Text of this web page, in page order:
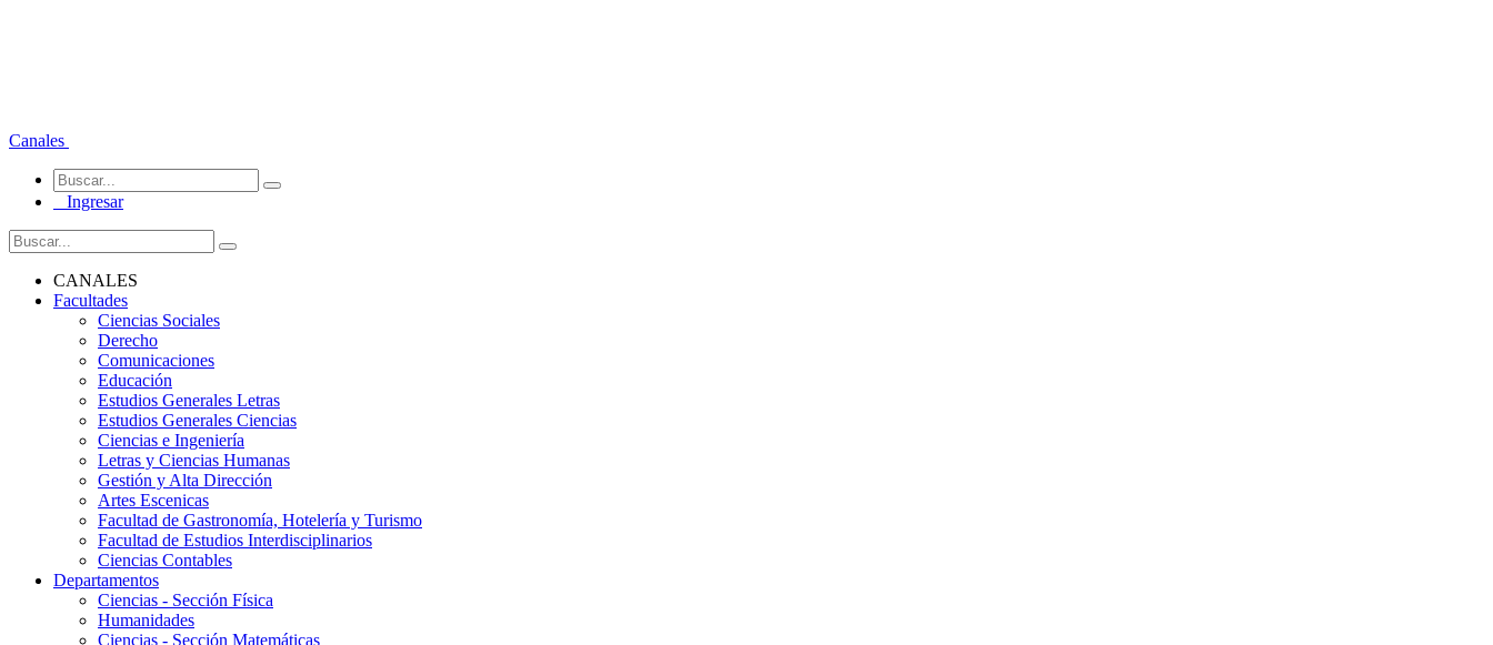
Canales
Ingresar
CANALES
Facultades
Ciencias Sociales
Derecho
Comunicaciones
Educación
Estudios Generales Letras
Estudios Generales Ciencias
Ciencias e Ingeniería
Letras y Ciencias Humanas
Gestión y Alta Dirección
Artes Escenicas
Facultad de Gastronomía, Hotelería y Turismo
Facultad de Estudios Interdisciplinarios
Ciencias Contables
Departamentos
Ciencias - Sección Física
Humanidades
Ciencias - Sección Matemáticas